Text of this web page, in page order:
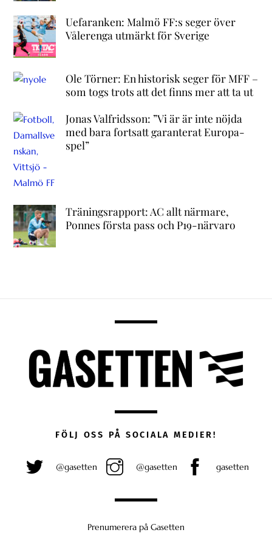
Uefaranken: Malmö FF:s seger över
Vålerenga utmärkt för Sverige
Ole Törner: En historisk seger för MFF –
som togs trots att det finns mer att ta ut
Jonas Valfridsson: ”Vi är är inte nöjda
med bara fortsatt garanterat Europa-
spel”
Träningsrapport: AC allt närmare,
Ponnes första pass och P19-närvaro
FÖLJ OSS PÅ SOCIALA MEDIER!
@gasetten @gasetten gasetten
Prenumerera på Gasetten